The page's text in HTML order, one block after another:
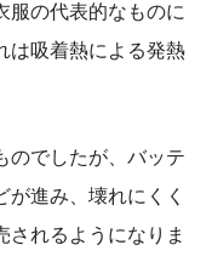
服の代表的なものに
は吸着熱による発熱
のでしたが、バッテ
が進み、壊れにくく
されるようになりま